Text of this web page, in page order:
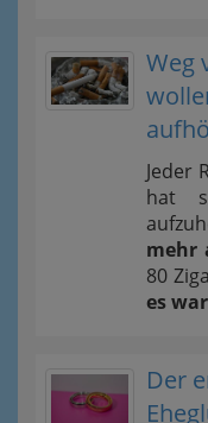
Weg
Jeder
hat
mehr
80
es
Der